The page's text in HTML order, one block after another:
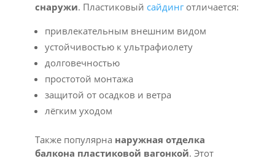
снаружи. Пластиковый сайдинготличается:
привлекательным внешним видом
устойчивостью к ультрафиолету
долговечностью
простотой монтажа
защитой от осадков и ветра
лёгким уходом
Также популярна наружная отделка
балкона пластиковой вагонкой. Этот